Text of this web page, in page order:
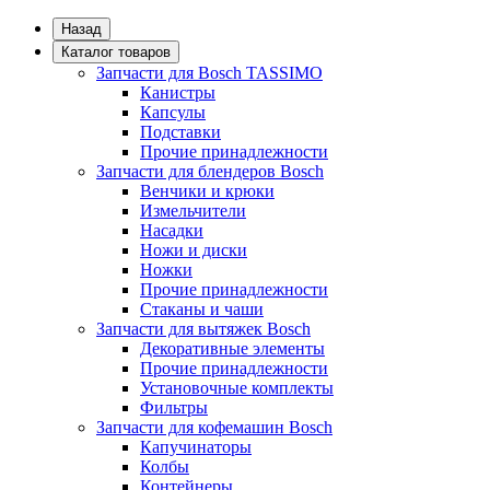
Назад
Каталог товаров
Запчасти для Bosch TASSIMO
Канистры
Капсулы
Подставки
Прочие принадлежности
Запчасти для блендеров Bosch
Венчики и крюки
Измельчители
Насадки
Ножи и диски
Ножки
Прочие принадлежности
Стаканы и чаши
Запчасти для вытяжек Bosch
Декоративные элементы
Прочие принадлежности
Установочные комплекты
Фильтры
Запчасти для кофемашин Bosch
Капучинаторы
Колбы
Контейнеры